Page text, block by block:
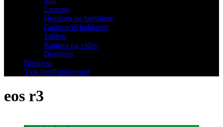
Laptops
Headsets og højttalere
Gadgets til køkkenet
Tablets
Kamera og video
Desktops
Business
Tjek bredbåndspriser
eos r3